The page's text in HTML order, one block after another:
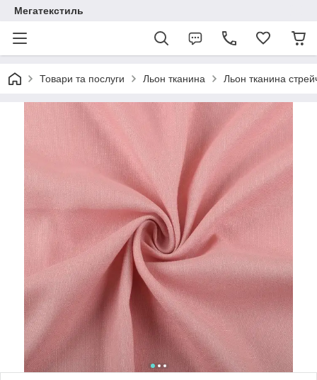
Мегатекстиль
Товари та послуги Льон тканина Льон тканина